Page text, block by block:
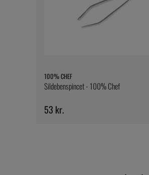
100% CHEF
Sildebenspincet - 100% Chef
53 kr.